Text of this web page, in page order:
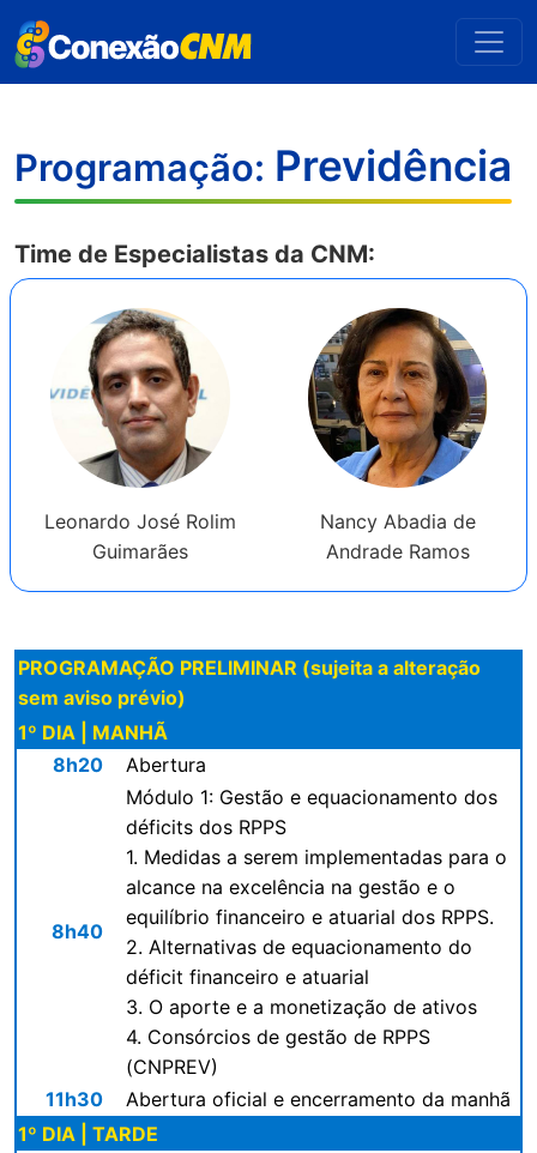
Programação: Previdência
Time de Especialistas da CNM:
Leonardo José Rolim
Guimarães
Nancy Abadia de
Andrade Ramos
PROGRAMAÇÃO PRELIMINAR (sujeita a alteração
sem aviso prévio)
1º DIA | MANHÃ
8h20
Abertura
8h40
Módulo 1: Gestão e equacionamento dos
déficits dos RPPS
1. Medidas a serem implementadas para o
alcance na excelência na gestão e o
equilíbrio financeiro e atuarial dos RPPS.
2. Alternativas de equacionamento do
déficit financeiro e atuarial
3. O aporte e a monetização de ativos
4. Consórcios de gestão de RPPS
(CNPREV)
11h30
Abertura oficial e encerramento da manhã
1º DIA | TARDE